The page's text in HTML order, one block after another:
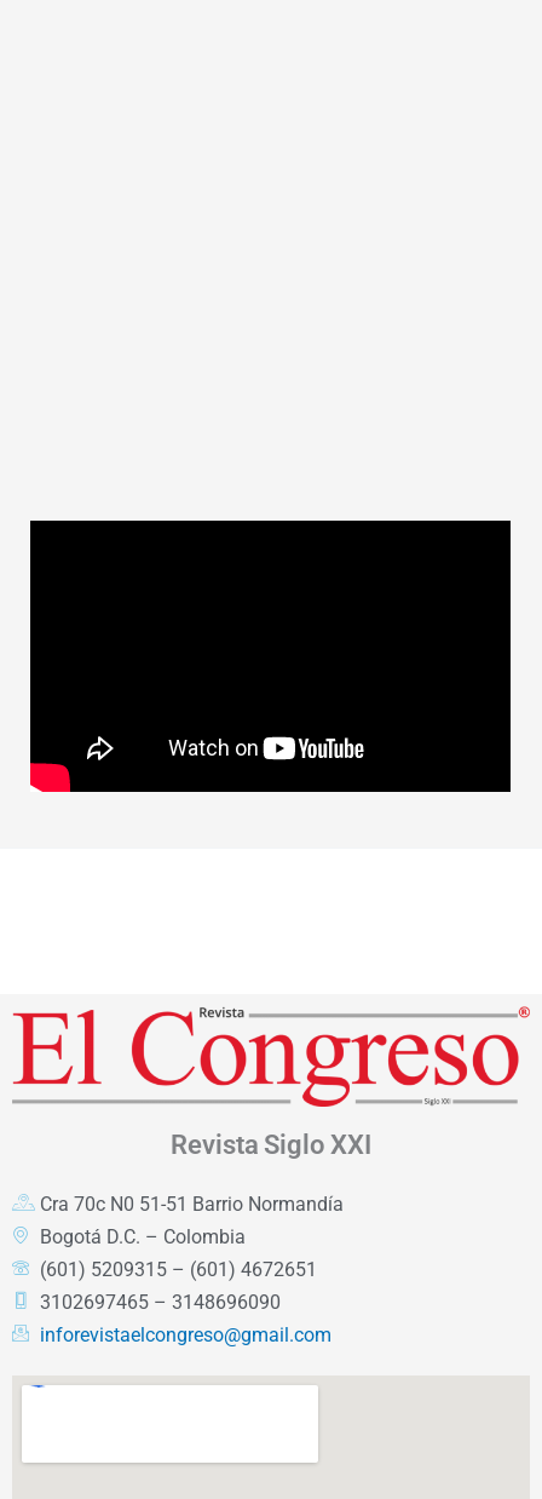
Revista Siglo XXI
Cra 70c N0 51-51 Barrio Normandía
Bogotá D.C. – Colombia
(601) 5209315 – (601) 4672651
3102697465 – 3148696090
inforevistaelcongreso@gmail.com